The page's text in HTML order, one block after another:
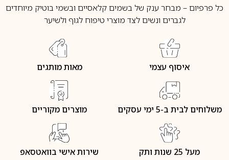
כל פרפיום – מבחר ענק של בשמים קלאסיים ובשמי בוטיק מיוחדים
לגברים ונשים לצד מוצרי טיפוח לגוף ולשיער
איסוף עצמי מאות מותגים
משלוחים לבית ב-5 ימי עסקים מוצרים מקוריים
מעל 25 שנות ותק שירות אישי בוואטסאפ